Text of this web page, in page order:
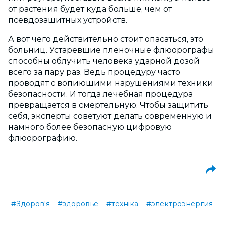
от растения будет куда больше, чем от
псевдозащитных устройств.
А вот чего действительно стоит опасаться, это
больниц. Устаревшие пленочные флюорографы
способны облучить человека ударной дозой
всего за пару раз. Ведь процедуру часто
проводят с вопиющими нарушениями техники
безопасности. И тогда лечебная процедура
превращается в смертельную. Чтобы защитить
себя, эксперты советуют делать современную и
намного более безопасную цифровую
флюорографию.
#Здоров'я #здоровье #техніка #электроэнергия